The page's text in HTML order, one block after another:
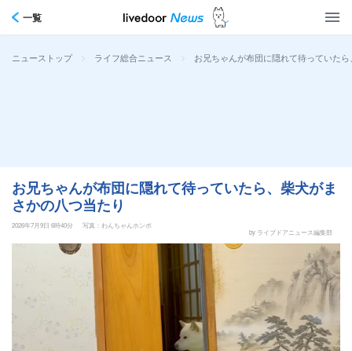
一覧
ニューストップ > ライフ総合ニュース > お兄ちゃんが布団に隠れて待っていた
お兄ちゃんが布団に隠れて待っていたら、柴犬がま
さかの八つ当たり
2026年7月9日 6時40分
写真：わんちゃんホンポ
by ライブドアニュース編集部